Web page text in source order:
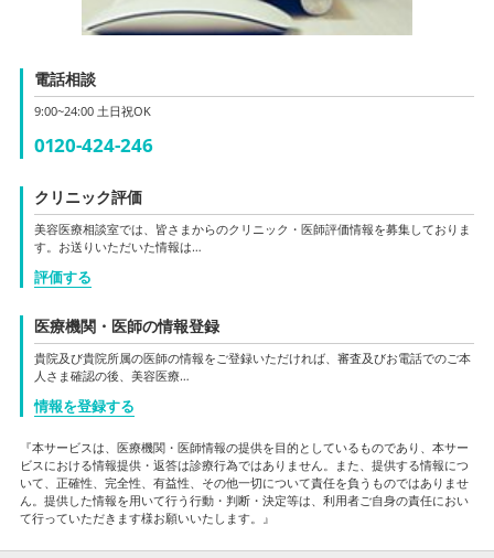
電話相談
9:00~24:00 土日祝OK
0120-424-246
クリニック評価
美容医療相談室では、皆さまからのクリニック・医師評価情報を募集しておりま
す。お送りいただいた情報は…
評価する
医療機関・医師の情報登録
貴院及び貴院所属の医師の情報をご登録いただければ、審査及びお電話でのご本
人さま確認の後、美容医療…
情報を登録する
『本サービスは、医療機関・医師情報の提供を目的としているものであり、本サー
ビスにおける情報提供・返答は診療行為ではありません。また、提供する情報につ
いて、正確性、完全性、有益性、その他一切について責任を負うものではありませ
ん。提供した情報を用いて行う行動・判断・決定等は、利用者ご自身の責任におい
て行っていただきます様お願いいたします。』